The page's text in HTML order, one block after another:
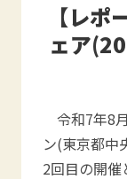
【レ
ェア
令和7年8
ン(東京都中
2回目の開